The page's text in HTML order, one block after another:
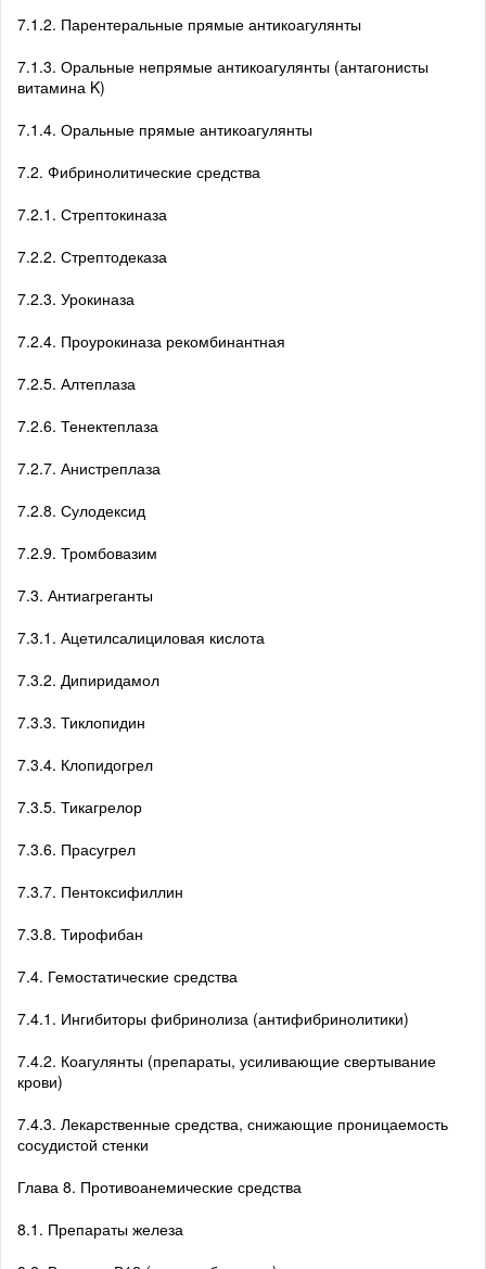
7.1.2. Парентеральные прямые антикоагулянты
7.1.3. Оральные непрямые антикоагулянты (антагонисты
витамина K)
7.1.4. Оральные прямые антикоагулянты
7.2. Фибринолитические средства
7.2.1. Стрептокиназа
7.2.2. Стрептодеказа
7.2.3. Урокиназа
7.2.4. Проурокиназа рекомбинантная
7.2.5. Алтеплаза
7.2.6. Тенектеплаза
7.2.7. Анистреплаза
7.2.8. Сулодексид
7.2.9. Тромбовазим
7.3. Антиагреганты
7.3.1. Ацетилсалициловая кислота
7.3.2. Дипиридамол
7.3.3. Тиклопидин
7.3.4. Клопидогрел
7.3.5. Тикагрелор
7.3.6. Прасугрел
7.3.7. Пентоксифиллин
7.3.8. Тирофибан
7.4. Гемостатические средства
7.4.1. Ингибиторы фибринолиза (антифибринолитики)
7.4.2. Коагулянты (препараты, усиливающие свертывание
крови)
7.4.3. Лекарственные средства, снижающие проницаемость
сосудистой стенки
Глава 8. Противоанемические средства
8.1. Препараты железа